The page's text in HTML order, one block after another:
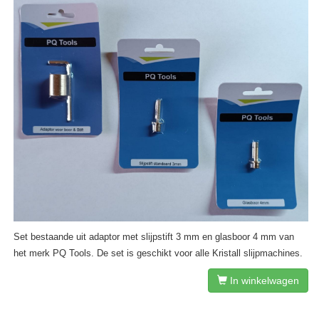
Set bestaande uit adaptor met slijpstift 3 mm en glasboor 4 mm van
het merk PQ Tools. De set is geschikt voor alle Kristall slijpmachines.
In winkelwagen